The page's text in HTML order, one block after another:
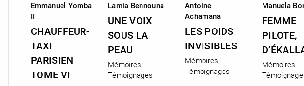
Emmanuel Yomba
II
CHAUFFEUR-
TAXI
PARISIEN
TOME VI
Lamia Bennouna
UNE VOIX
SOUS LA
PEAU
Mémoires,
Témoignages
Antoine
Achamana
LES POIDS
INVISIBLES
Mémoires,
Témoignages
Manuela
FEMME
PILOTE,
Mémoires,